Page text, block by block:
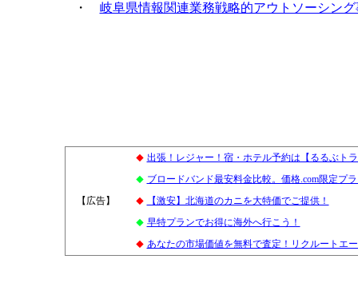
・ 岐阜県情報関連業務戦略的アウトソーシング
【広告】
◆ 出張！レジャー！宿・ホテル予約は【るるぶト
◆ ブロードバンド最安料金比較。価格.com限定プ
◆ 【激安】北海道のカニを大特価でご提供！
◆ 早特プランでお得に海外へ行こう！
◆ あなたの市場価値を無料で査定！リクルートエ